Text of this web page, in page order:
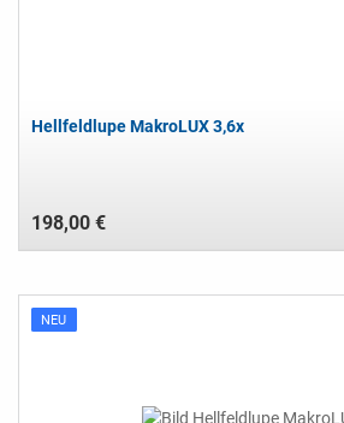
Hellfeldlupe MakroLUX 3,6x
198,00 €
NEU